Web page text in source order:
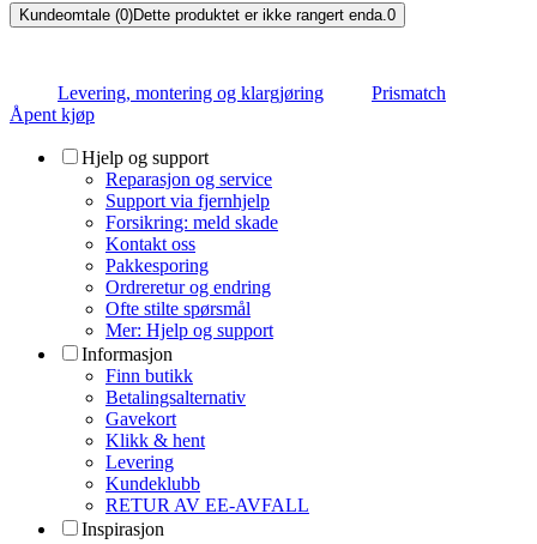
Kundeomtale (0)Dette produktet er ikke rangert enda. 0
Levering, montering og klargjøring
Prismatch
Åpent kjøp
Hjelp og support
Reparasjon og service
Support via fjernhjelp
Forsikring: meld skade
Kontakt oss
Pakkesporing
Ordreretur og endring
Ofte stilte spørsmål
Mer: Hjelp og support
Informasjon
Finn butikk
Betalingsalternativ
Gavekort
Klikk & hent
Levering
Kundeklubb
RETUR AV EE-AVFALL
Inspirasjon